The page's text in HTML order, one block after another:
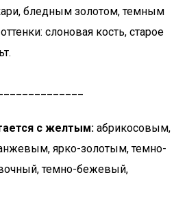
бледным золотом, темным
слоновая кость, старое
с желтым: абрикосовым,
ярко-золотым, темно-
темно-бежевый,